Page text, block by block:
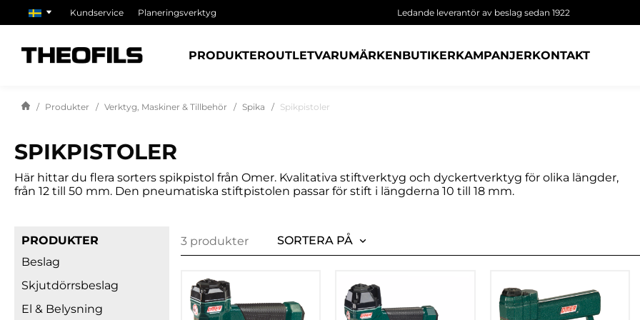
Kundservice Planeringsverktyg Ledande leverantör av beslag sedan 1922
PRODUKTEROUTLETVARUMÄRKENBUTIKERKAMPANJERKONTAKT
Produkter Verktyg, Maskiner & Tillbehör Spika Spikpistoler
SPIKPISTOLER
Här hittar du flera sorters spikpistol från Omer. Kvalitativa stiftverktyg och dyckertverktyg för olika längder,
från 12 till 50 mm. Den pneumatiska stiftpistolen passar för stift i längderna 10 till 18 mm.
PRODUKTER
Beslag
Skjutdörrsbeslag
El & Belysning
3 produkter SORTERA PÅ